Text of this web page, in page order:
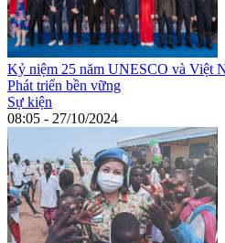
Kỷ niệm 25 năm UNESCO và Việt
Phát triển bền vững
Sự kiện
08:05 - 27/10/2024